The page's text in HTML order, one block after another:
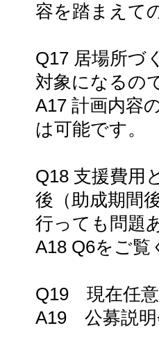
容を踏まえて
Q17 居場所づ
対象になるの
A17 計画内容
は可能です。
Q18 支援費用
後（助成期間
行っても問題
A18 Q6をご覧
Q19 現在任意
A19 公募説明